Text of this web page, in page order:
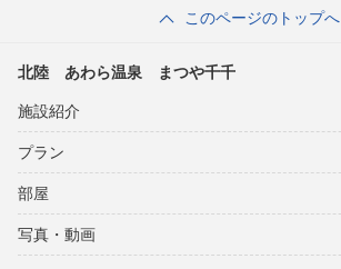
このページのトップへ
北陸 あわら温泉 まつや千千
施設紹介
プラン
部屋
写真・動画